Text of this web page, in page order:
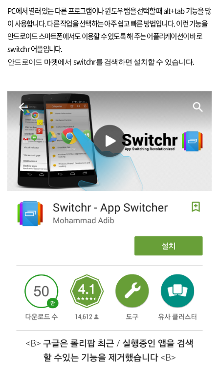
PC에서 열러 있는 다른 프로그램이나 윈도우 탭을 선택할 때alt+tab기능을 많
이 사용합니다.다른 작업을 선택하는 아주 쉽고 빠른 방법입니다.이런 기능을
안드로이드 스마트폰에서도 이용할 수 있도록 해 주는 어플리케이션이 바로
switchr어플입니다.
안드로이드 마켓에서 switchr를 검색하면 설치할 수 있습니다.